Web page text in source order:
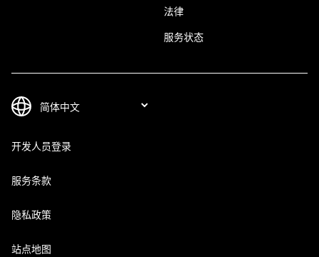
法律
服务状态
开发人员登录
服务条款
隐私政策
站点地图